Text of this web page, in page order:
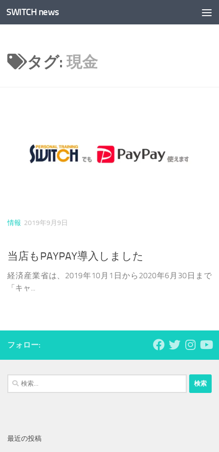
コンテンツへスキップ
SWITCH news
タグ: 現金
情報 2019年9月9日
当店もPAYPAY導入しました
経済産業省は、2019年10月1日から2020年6月30日まで
「キャ...
フォロー:
検
索:
最近の投稿